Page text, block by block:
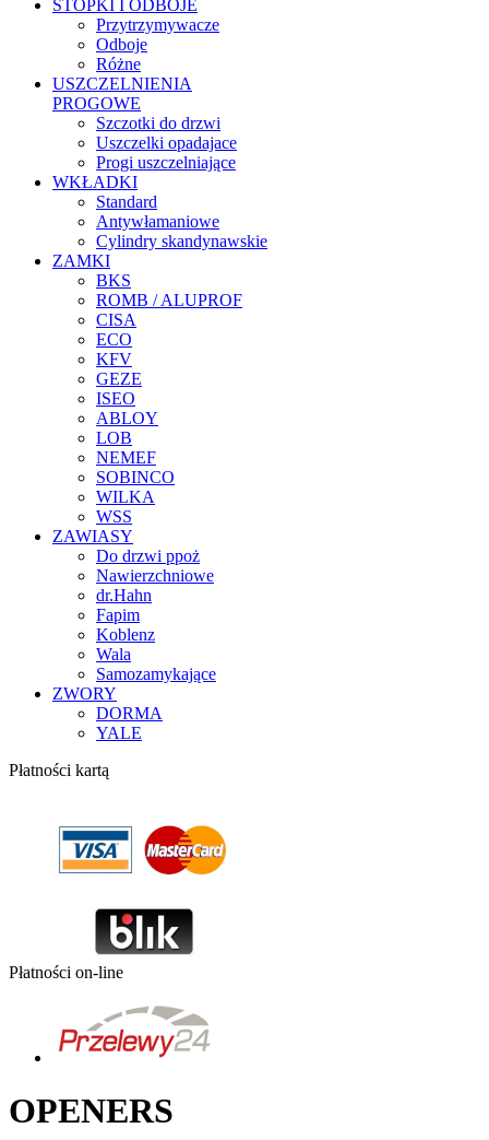
STOPKI I ODBOJE
Przytrzymywacze
Odboje
Różne
USZCZELNIENIA
PROGOWE
Szczotki do drzwi
Uszczelki opadajace
Progi uszczelniające
WKŁADKI
Standard
Antywłamaniowe
Cylindry skandynawskie
ZAMKI
BKS
ROMB / ALUPROF
CISA
ECO
KFV
GEZE
ISEO
ABLOY
LOB
NEMEF
SOBINCO
WILKA
WSS
ZAWIASY
Do drzwi ppoż
Nawierzchniowe
dr.Hahn
Fapim
Koblenz
Wala
Samozamykające
ZWORY
DORMA
YALE
Płatności kartą
Płatności on-line
OPENERS